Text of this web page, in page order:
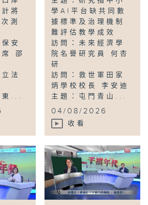
將
測
安
邵
法
東...
學AI平台缺共同數
據標準及治理機制
難評估教學成效
訪問：未來經濟學
院名譽研究員 何杏
研
訪問：救世軍田家
炳學校校長 李安迪
主題：屯門青山...
04/08/2026
收看